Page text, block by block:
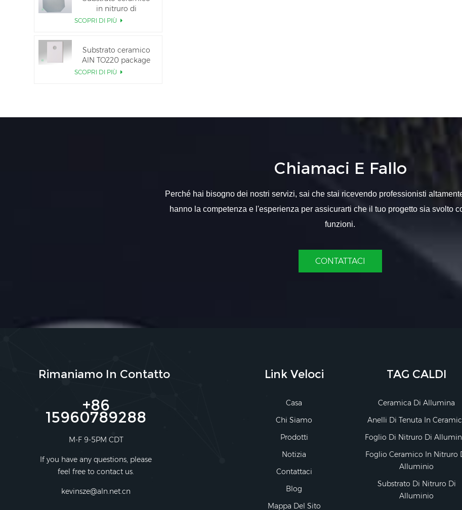
in nitruro di
alluminio da 12
SCOPRI DI PIÙ
Substrato ceramico
AlN TO220 package
SCOPRI DI PIÙ
Chiamaci E Fallo
Perché hai bisogno dei nostri servizi, sai che stai ricevendo professionisti
hanno la competenza e l'esperienza per assicurarti che il tuo progetto sia svolto
funzioni.
CONTATTACI
Rimaniamo In Contatto
+86
15960789288
M-F 9-5PM CDT
If you have any questions, please
feel free to contact us.
kevinsze@aln.net.cn
Link Veloci
Casa
Chi Siamo
Prodotti
Notizia
Contattaci
Blog
Mappa Del Sito
TAG CALDI
Ceramica Di Allumina
Anelli Di Tenuta In
Foglio Di Nitruro Di
Foglio Ceramico In Nitruro
Alluminio
Substrato Di Nitruro Di
Alluminio